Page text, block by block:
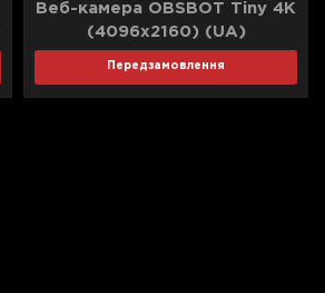
Веб-камера OBSBOT Tiny 4K
(4096x2160) (UA)
Передзамовлення